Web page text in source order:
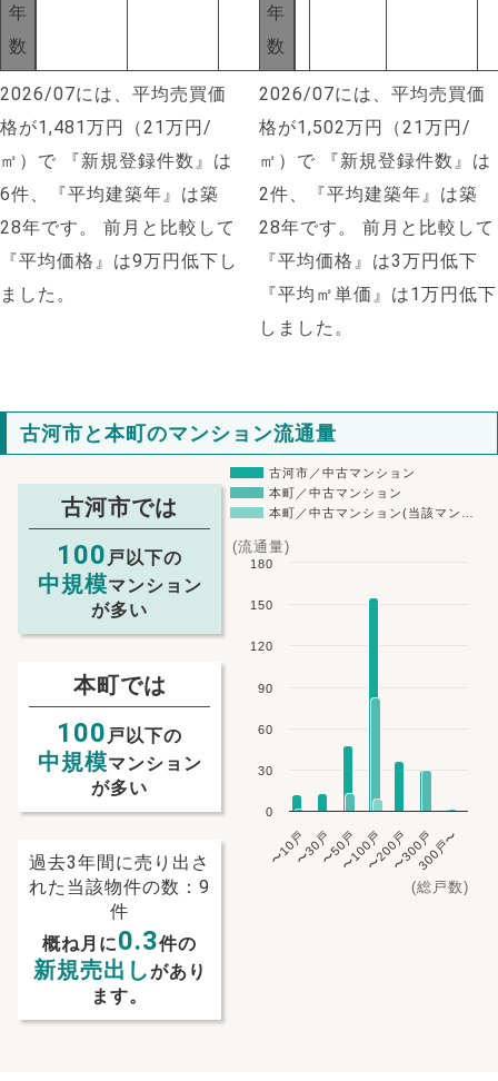
NEW!
年
数
2026/07には、平均売買価
格が1,481万円（21万円/
㎡）で 『新規登録件数』は
6件、『平均建築年』は築
28年です。
前月と比較して
『平均価格』は9万円低下し
ました。
年
数
2026/07には、平均売買価
格が1,502万円（21万円/
㎡）で 『新規登録件数』は
2件、『平均建築年』は築
28年です。
前月と比較して
『平均価格』は3万円低下
『平均㎡単価』は1万円低下
しました。
古河市と本町のマンション流通量
古河市では
100 戸以下の
中規模マンション
が多い
本町では
100 戸以下の
中規模マンション
が多い
過去3年間に売り出さ
れた当該物件の数：9
件
概ね月に0.3件の
新規売出しがあり
ます。
(総戸数)
(流通量)
古河市／中古マンション
本町／中古マンション
本町／中古マンション(当該マン…
〜10戸〜30戸〜50戸〜100戸〜200戸〜300戸300戸〜
0
30
60
90
120
150
180